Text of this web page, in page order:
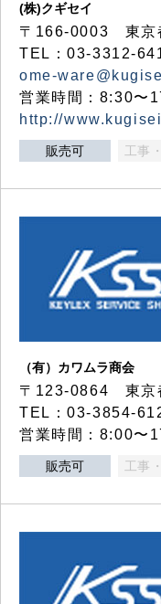
(株)クギセイ
〒166-0003 東京
TEL：03-3312-
ome-
営業時間：8:30〜
http://
販売可 工事
（有）カワムラ商会
〒123-0864 東京
TEL：03-3854-
営業時間：8:00〜
販売可 工事